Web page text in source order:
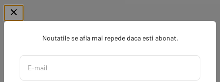
Noutatile se afla mai repede daca esti abonat.
E-mail